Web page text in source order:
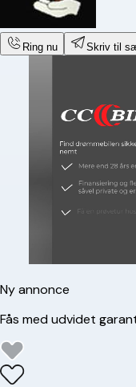
Ring nu Skriv til
Ny annonce
Fås med udvidet